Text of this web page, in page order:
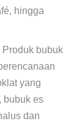
hingga
bubuk
yang
bubuk es
dan